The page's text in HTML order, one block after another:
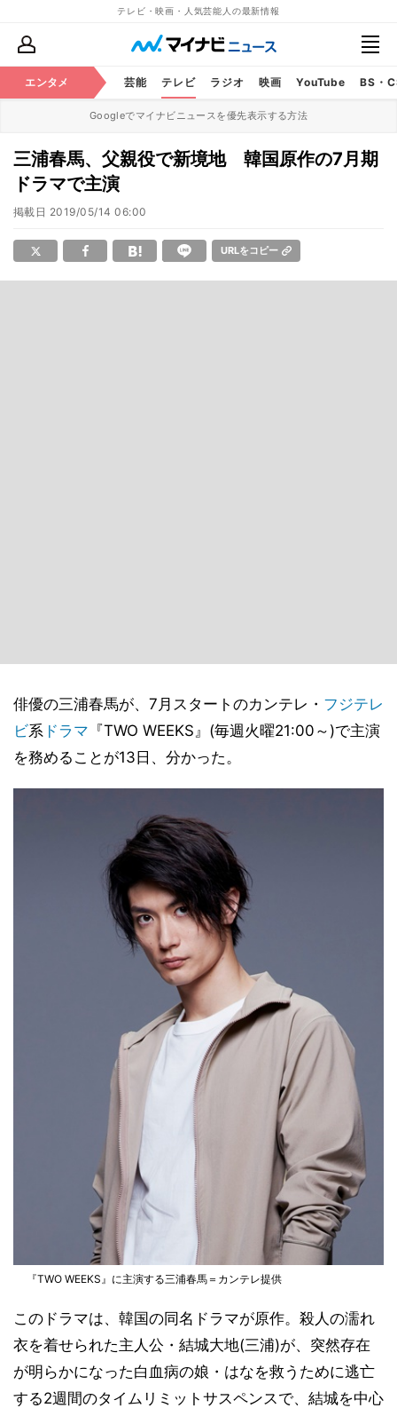
テレビ・映画・人気芸能人の最新情報
エンタメ 芸能 テレビ ラジオ 映画 YouTube BS・
Googleでマイナビニュースを優先表示する方法
三浦春馬、父親役で新境地 韓国原作の7月期
ドラマで主演
掲載日 2019/05/14 06:00
URLをコピー
俳優の三浦春馬が、7月スタートのカンテレ・ フジテレ
ビ系 ドラマ 『TWO WEEKS』(毎週火曜21:00～)で主演
を務めることが13日、分かった。
『TWO WEEKS』に主演する三浦春馬＝カンテレ提供
このドラマは、韓国の同名ドラマが原作。殺人の濡れ
衣を着せられた主人公・結城大地(三浦)が、突然存在
が明らかになった白血病の娘・はなを救うために逃亡
する2週間のタイムリミットサスペンスで、結城を中心